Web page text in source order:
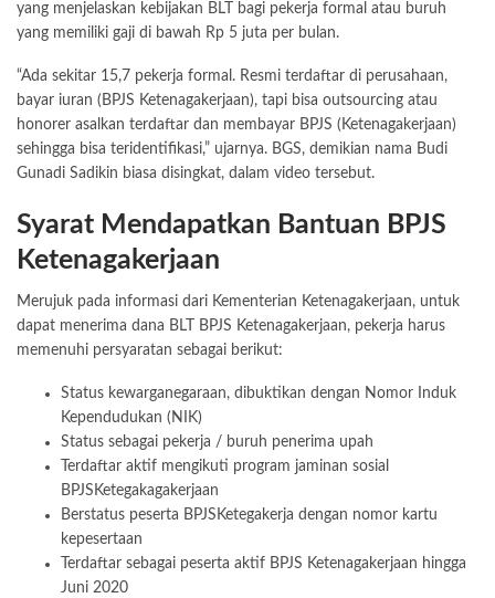
yang menjelaskan kebijakan BLT bagi pekerja formal atau buruh
yang memiliki gaji di bawah Rp 5 juta per bulan.
“Ada sekitar 15,7 pekerja formal. Resmi terdaftar di perusahaan,
bayar iuran (BPJS Ketenagakerjaan), tapi bisa outsourcing atau
honorer asalkan terdaftar dan membayar BPJS (Ketenagakerjaan)
sehingga bisa teridentifikasi,” ujarnya. BGS, demikian nama Budi
Gunadi Sadikin biasa disingkat, dalam video tersebut.
Syarat Mendapatkan Bantuan BPJS
Ketenagakerjaan
Merujuk pada informasi dari Kementerian Ketenagakerjaan, untuk
dapat menerima dana BLT BPJS Ketenagakerjaan, pekerja harus
memenuhi persyaratan sebagai berikut:
Status kewarganegaraan, dibuktikan dengan Nomor Induk
Kependudukan (NIK)
Status sebagai pekerja / buruh penerima upah
Terdaftar aktif mengikuti program jaminan sosial
BPJSKetegakagakerjaan
Berstatus peserta BPJSKetegakerja dengan nomor kartu
kepesertaan
Terdaftar sebagai peserta aktif BPJS Ketenagakerjaan hingga
Juni 2020